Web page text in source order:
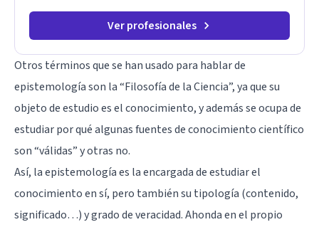
Ver profesionales
Otros términos que se han usado para hablar de
epistemología son la “Filosofía de la Ciencia”, ya que su
objeto de estudio es el conocimiento, y además se ocupa de
estudiar por qué algunas fuentes de conocimiento científico
son “válidas” y otras no.
Así, la epistemología es la encargada de estudiar el
conocimiento en sí, pero también su tipología (contenido,
significado…) y grado de veracidad. Ahonda en el propio